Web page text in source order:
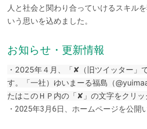
人と社会と関わり合っていけるスキル
いう思いを込めました。
お知らせ・更新情報
・2025年４月、「✘（旧ツイッター」
す。「一社）ゆいまーる福島（
たはこのＨＰ内の「✘」の文字をクリッ
・2025年3月6日、ホームページを公開